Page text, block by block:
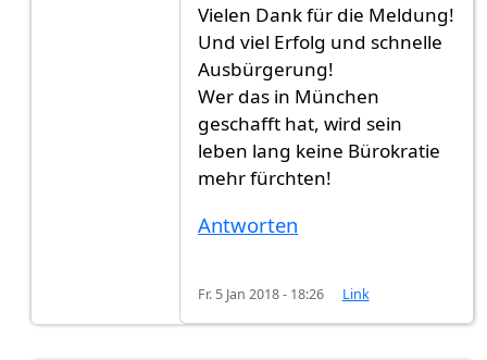
Vielen Dank für die Meldung!
Und viel Erfolg und schnelle
Ausbürgerung!
Wer das in München
geschafft hat, wird sein
leben lang keine Bürokratie
mehr fürchten!
Antworten
Fr. 5 Jan 2018 - 18:26 Link